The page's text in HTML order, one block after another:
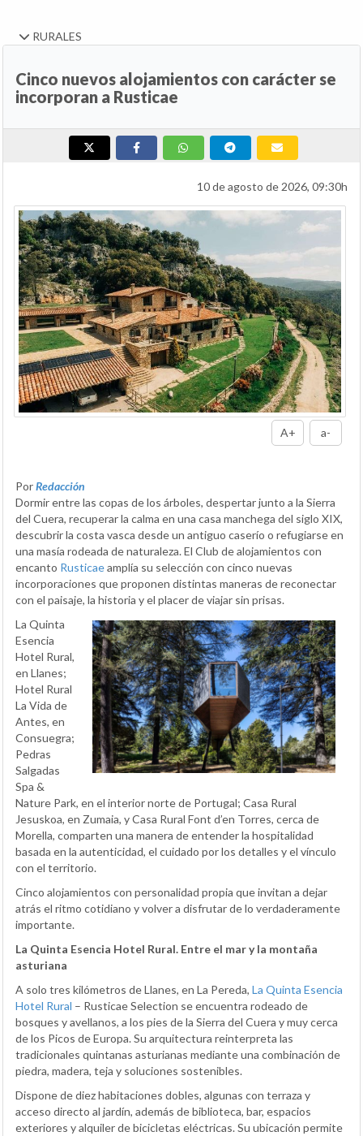
RURALES
Cinco nuevos alojamientos con carácter se
incorporan a Rusticae
10 de agosto de 2026, 09:30h
A+ a-
PorRedacción
Dormir entre las copas de los árboles, despertar junto a la Sierra
del Cuera, recuperar la calma en una casa manchega del siglo XIX,
descubrir la costa vasca desde un antiguo caserío o refugiarse en
una masía rodeada de naturaleza. El Club de alojamientos con
encanto Rusticaeamplía su selección con cinco nuevas
incorporaciones que proponen distintas maneras de reconectar
con el paisaje, la historia y el placer de viajar sin prisas.
La Quinta
Esencia
Hotel Rural,
en Llanes;
Hotel Rural
La Vida de
Antes, en
Consuegra;
Pedras
Salgadas
Spa &
Nature Park, en el interior norte de Portugal; Casa Rural
Jesuskoa, en Zumaia, y Casa Rural Font d’en Torres, cerca de
Morella, comparten una manera de entender la hospitalidad
basada en la autenticidad, el cuidado por los detalles y el vínculo
con el territorio.
Cinco alojamientos con personalidad propia que invitan a dejar
atrás el ritmo cotidiano y volver a disfrutar de lo verdaderamente
importante.
La Quinta Esencia Hotel Rural. Entre el mar y la montaña
asturiana
A solo tres kilómetros de Llanes, en La Pereda, La Quinta Esencia
Hotel Rural – Rusticae Selection se encuentra rodeado de
bosques y avellanos, a los pies de la Sierra del Cuera y muy cerca
de los Picos de Europa. Su arquitectura reinterpreta las
tradicionales quintanas asturianas mediante una combinación de
piedra, madera, teja y soluciones sostenibles.
Dispone de diez habitaciones dobles, algunas con terraza y
acceso directo al jardín, además de biblioteca, bar, espacios
exteriores y alquiler de bicicletas eléctricas. Su ubicación permite